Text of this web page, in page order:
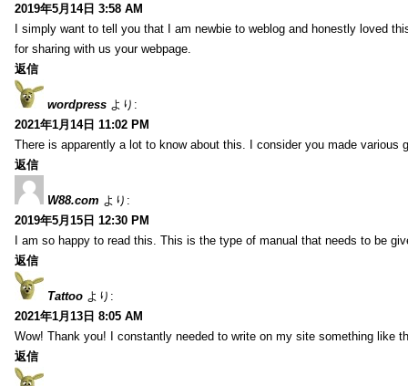
2019年5月14日 3:58 AM
I simply want to tell you that I am newbie to weblog and honestly loved
for sharing with us your webpage.
返信
wordpress より:
2021年1月14日 11:02 PM
There is apparently a lot to know about this. I consider you made various
返信
W88.com より:
2019年5月15日 12:30 PM
I am so happy to read this. This is the type of manual that needs to be
返信
Tattoo より:
2021年1月13日 8:05 AM
Wow! Thank you! I constantly needed to write on my site something like
返信